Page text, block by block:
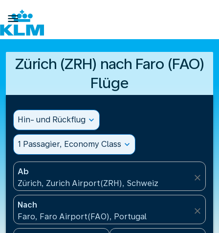

Zürich (ZRH) nach Faro (FAO)
Flüge
Hin- und Rückflug expand_more
1 Passagier, Economy Class expand_more
Ab
Zürich, Zurich Airport(ZRH), Schweiz
close
Nach
Faro, Faro Airport(FAO), Portugal
close